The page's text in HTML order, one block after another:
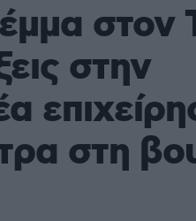
στον
στην
στη